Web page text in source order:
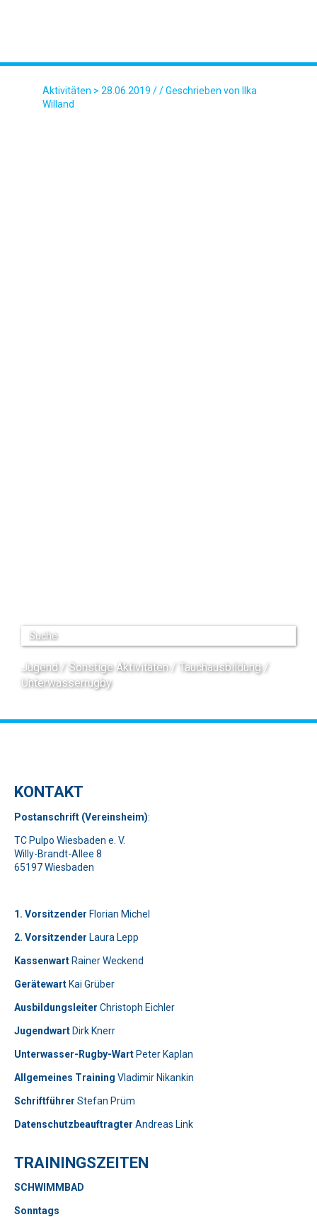
Aktivitäten > 28.06.2019 / / Geschrieben von Ilka
Willand
Jugend Sonstige Aktivitäten
Tauchausbildung
Unterwasserrugby
KONTAKT
Postanschrift (Vereinsheim):
TC Pulpo Wiesbaden e. V.
Willy-Brandt-Allee 8
65197 Wiesbaden
1. Vorsitzender Florian Michel
2. Vorsitzender Laura Lepp
Bitte lasse dieses Feld leer.
KassenwartRainer Weckend
Bitte lasse dieses Feld leer.
GerätewartKai Grüber
Telefon: 0179-5300111
Ausbildungsleiter Christoph Eichler
JugendwartDirk Knerr
Unterwasser-Rugby-WartPeter Kaplan
Allgemeines Training Vladimir Nikankin
Schriftführer Stefan Prüm
Datenschutzbeauftragter Andreas Link
TRAININGSZEITEN
SCHWIMMBAD
Sonntags